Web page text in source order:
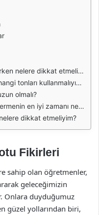
nelere dikkat etmeliyim?
tonları kullanmalıyım?
olmalı?
en iyi zamanı nedir?
dikkat etmeliyim?
Fikirleri
sahip olan öğretmenler,
geleceğimizin
Onlara duyduğumuz
güzel yollarından biri,